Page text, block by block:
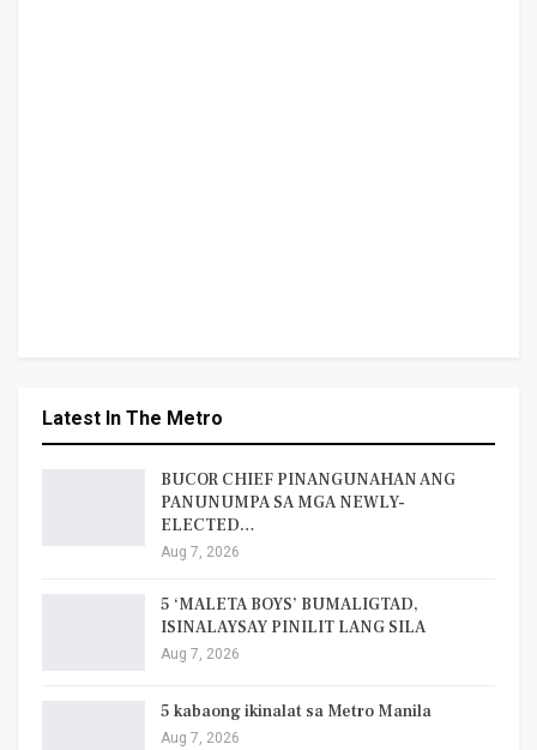
Latest In The Metro
BUCOR CHIEF PINANGUNAHAN ANG
PANUNUMPA SA MGA NEWLY-
ELECTED…
Aug 7, 2026
5 ‘MALETA BOYS’ BUMALIGTAD,
ISINALAYSAY PINILIT LANG SILA
Aug 7, 2026
5 kabaong ikinalat sa Metro Manila
Aug 7, 2026